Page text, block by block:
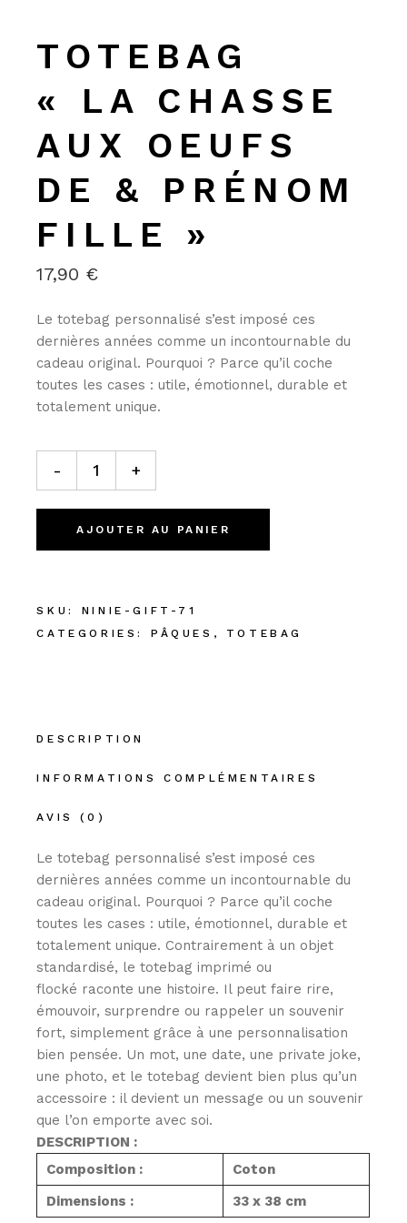
TOTEBAG
« LA CHASSE
AUX OEUFS
DE & PRÉNOM
FILLE »
17,90 €
Le totebag personnalisé s’est imposé ces
dernières années comme un incontournable du
cadeau original. Pourquoi ? Parce qu’il coche
toutes les cases :utile, émotionnel, durable et
totalement unique.
TOTEBAG "LA CHASSE AUX OEUFS DE & PRÉNOM
- +
AJOUTER AU PANIER
SKU:
NINIE-GIFT-71
CATEGORIES:
PÂQUES , TOTEBAG
DESCRIPTION
INFORMATIONS COMPLÉMENTAIRES
AVIS (0)
Le totebag personnalisé s’est imposé ces
dernières années comme un incontournable du
cadeau original. Pourquoi ? Parce qu’il coche
toutes les cases :utile, émotionnel, durable et
totalement unique. Contrairement à un objet
standardisé, le totebag imprimé ou
flocké raconte une histoire. Il peut faire rire,
émouvoir, surprendre ou rappeler un souvenir
fort, simplement grâce à une personnalisation
bien pensée. Un mot, une date, une private joke,
une photo, et le totebag devient bien plus qu’un
accessoire : il devient un message ou un souvenir
que l’on emporte avec soi.
DESCRIPTION :
Composition :
Coton
Dimensions :
33 x 38 cm